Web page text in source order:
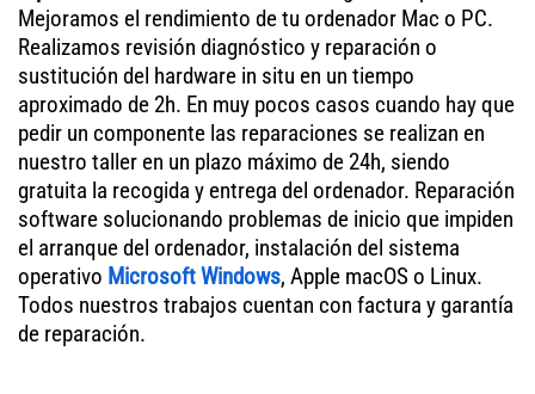
Mejoramos el rendimiento de tu ordenador Mac o PC.
Realizamos revisión diagnóstico y reparación o
sustitución del hardware in situ en un tiempo
aproximado de 2h. En muy pocos casos cuando hay que
pedir un componente las reparaciones se realizan en
nuestro taller en un plazo máximo de 24h, siendo
gratuita la recogida y entrega del ordenador. Reparación
software solucionando problemas de inicio que impiden
el arranque del ordenador, instalación del sistema
operativo Microsoft Windows, Apple macOS o Linux.
Todos nuestros trabajos cuentan con factura y garantía
de reparación.